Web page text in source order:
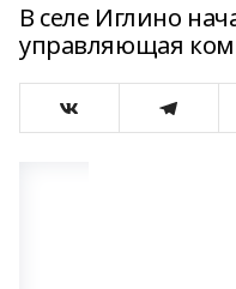
В селе Иглино
управляющая